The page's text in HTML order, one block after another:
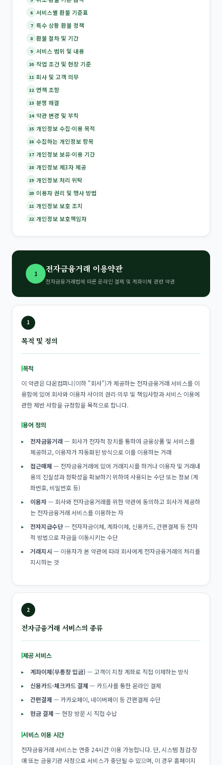
6 서비스별 환불 기준표
7 특수 상황 환불 정책
8 환불 절차 및 기간
9 서비스 범위 및 내용
10 작업 조건 및 현장 기준
11 회사 및 고객 의무
12 면책 조항
13 분쟁 해결
14 약관 변경 및 부칙
15 개인정보 수집·이용 목적
16 수집하는 개인정보 항목
17 개인정보 보유·이용 기간
18 개인정보 제3자 제공
19 개인정보 처리 위탁
20 이용자 권리 및 행사 방법
21 개인정보 보호 조치
22 개인정보 보호책임자
1 전자금융거래 이용약관
전자금융거래법에 따른 온라인 결제 및 계좌이체 관련 약관
1
목적 및 정의
목적
이 약관은 다온컴퍼니(이하 "회사")가 제공하는 전자금융거래 서비스를 이
용함에 있어 회사와 이용자 사이의 권리·의무 및 책임사항과 서비스 이용에
관한 제반 사항을 규정함을 목적으로 합니다.
용어 정의
전자금융거래 — 회사가 전자적 장치를 통하여 금융상품 및 서비스를
제공하고, 이용자가 자동화된 방식으로 이를 이용하는 거래
접근매체 — 전자금융거래에 있어 거래지시를 하거나 이용자 및 거래내
용의 진실성과 정확성을 확보하기 위하여 사용되는 수단 또는 정보 (계
좌번호, 비밀번호 등)
이용자— 회사와 전자금융거래를 위한 약관에 동의하고 회사가 제공하
는 전자금융거래 서비스를 이용하는 자
전자지급수단— 전자자금이체, 계좌이체, 신용카드, 간편결제 등 전자
적 방법으로 자금을 이동시키는 수단
거래지시 — 이용자가 본 약관에 따라 회사에게 전자금융거래의 처리를
지시하는 것
2
전자금융거래 서비스의 종류
제공 서비스
계좌이체(무통장 입금) — 고객이 지정 계좌로 직접 이체하는 방식
신용카드·체크카드 결제 — 카드사를 통한 온라인 결제
간편결제 — 카카오페이, 네이버페이 등 간편결제 수단
현금 결제 — 현장 방문 시 직접 수납
서비스 이용 시간
전자금융거래 서비스는 연중 24시간 이용 가능합니다. 단, 시스템 점검·장
애 또는 금융기관 사정으로 서비스가 중단될 수 있으며, 이 경우 홈페이지